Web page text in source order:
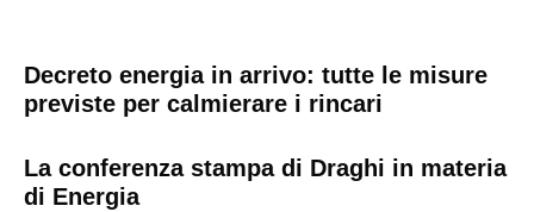
Decreto energia in arrivo: tutte le misure
previste per calmierare i rincari
La conferenza stampa di Draghi in materia
di Energia